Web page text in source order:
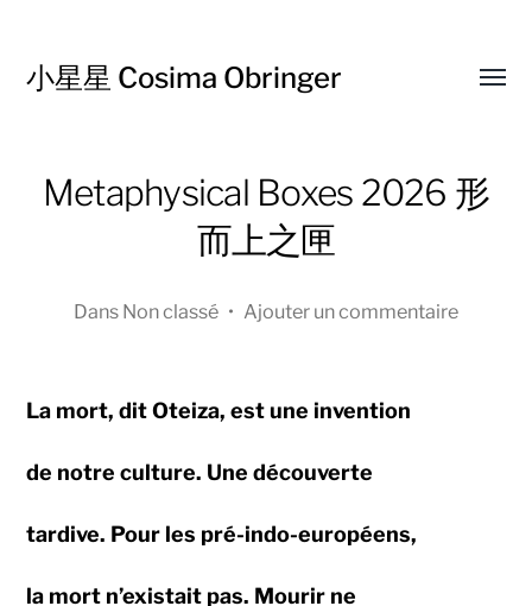
小星星 Cosima Obringer
Metaphysical Boxes 2026 形
而上之匣
Dans Non classé • Ajouter un commentaire
La mort, dit Oteiza, est une invention
de notre culture. Une découverte
tardive. Pour les pré-indo-européens,
la mort n’existait pas. Mourir ne